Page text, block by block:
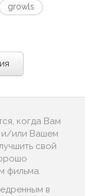
growls
когда Вам
и/или Вашем
свой
фильма.
в